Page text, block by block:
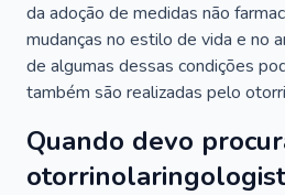
da adoção de medidas não
mudanças no estilo de vida e no
de algumas dessas condições
também são realizadas pelo
Quando devo